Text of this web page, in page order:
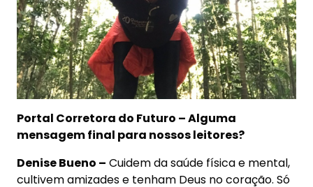
Portal Corretora do Futuro – Alguma
mensagem final para nossos leitores?
Denise Bueno – Cuidem da saúde física e mental,
cultivem amizades e tenham Deus no coração. Só